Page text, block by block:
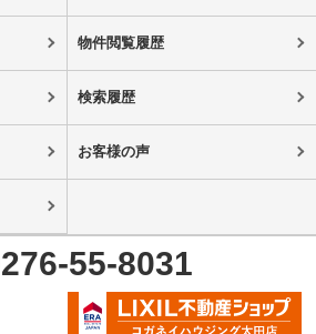
物件閲覧履歴
検索履歴
お客様の声
55-8031